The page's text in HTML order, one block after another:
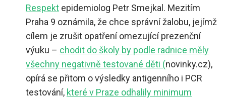
Respekt epidemiolog Petr Smejkal. Mezitím
Praha 9 oznámila, že chce správní žalobu, jejímž
cílem je zrušit opatření omezující prezenční
výuku – chodit do školy by podle radnice měly
všechny negativně testované děti (novinky.cz),
opírá se přitom o výsledky antigenního i PCR
testování, které v Praze odhalily minimum